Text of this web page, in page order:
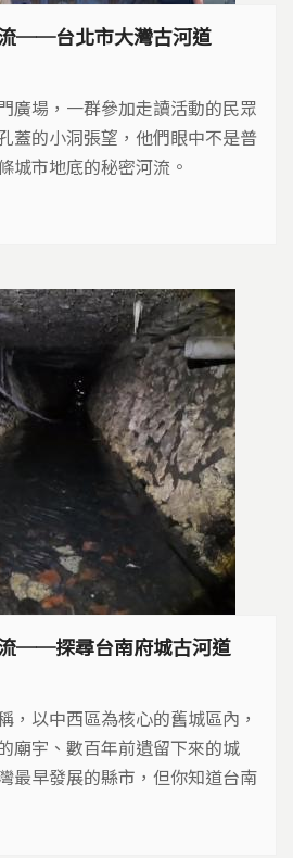
──台北市大灣古河道
廣場，一群參加走讀活動的民眾
蓋的小洞張望，他們眼中不是普
城市地底的秘密河流。
──探尋台南府城古河道
，以中西區為核心的舊城區內，
廟宇、數百年前遺留下來的城
最早發展的縣市，但你知道台南
下也隱藏著古河道嗎？